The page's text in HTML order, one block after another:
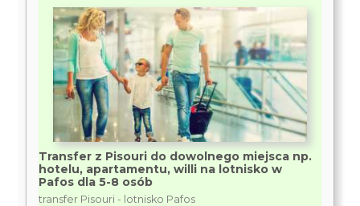
Transfer z Pisouri do dowolnego miejsca np.
hotelu, apartamentu, willi na lotnisko w
Pafos dla 5-8 osób
transfer Pisouri - lotnisko Pafos